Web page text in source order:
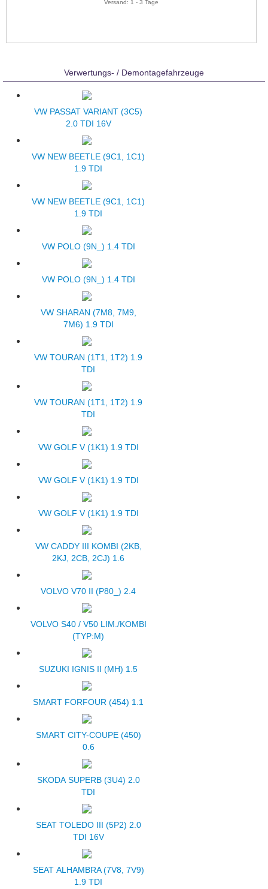
Versand: 1 - 3 Tage
Verwertungs- / Demontagefahrzeuge
VW PASSAT VARIANT (3C5)
2.0 TDI 16V
VW NEW BEETLE (9C1, 1C1)
1.9 TDI
VW NEW BEETLE (9C1, 1C1)
1.9 TDI
VW POLO (9N_) 1.4 TDI
VW POLO (9N_) 1.4 TDI
VW SHARAN (7M8, 7M9,
7M6) 1.9 TDI
VW TOURAN (1T1, 1T2) 1.9
TDI
VW TOURAN (1T1, 1T2) 1.9
TDI
VW GOLF V (1K1) 1.9 TDI
VW GOLF V (1K1) 1.9 TDI
VW GOLF V (1K1) 1.9 TDI
VW CADDY III KOMBI (2KB,
2KJ, 2CB, 2CJ) 1.6
VOLVO V70 II (P80_) 2.4
VOLVO S40 / V50 LIM./KOMBI
(TYP:M)
SUZUKI IGNIS II (MH) 1.5
SMART FORFOUR (454) 1.1
SMART CITY-COUPE (450)
0.6
SKODA SUPERB (3U4) 2.0
TDI
SEAT TOLEDO III (5P2) 2.0
TDI 16V
SEAT ALHAMBRA (7V8, 7V9)
1.9 TDI